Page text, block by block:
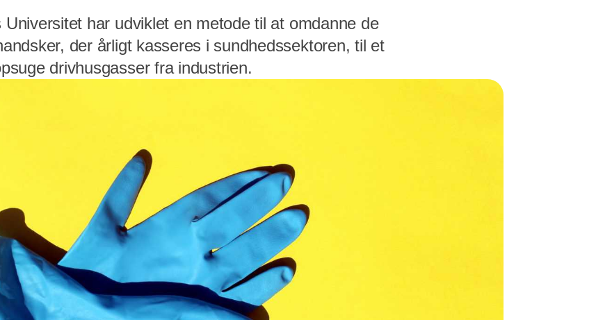
Universitet har udviklet en metode til at omdanne de
der årligt kasseres i sundhedssektoren, til et
drivhusgasser fra industrien.